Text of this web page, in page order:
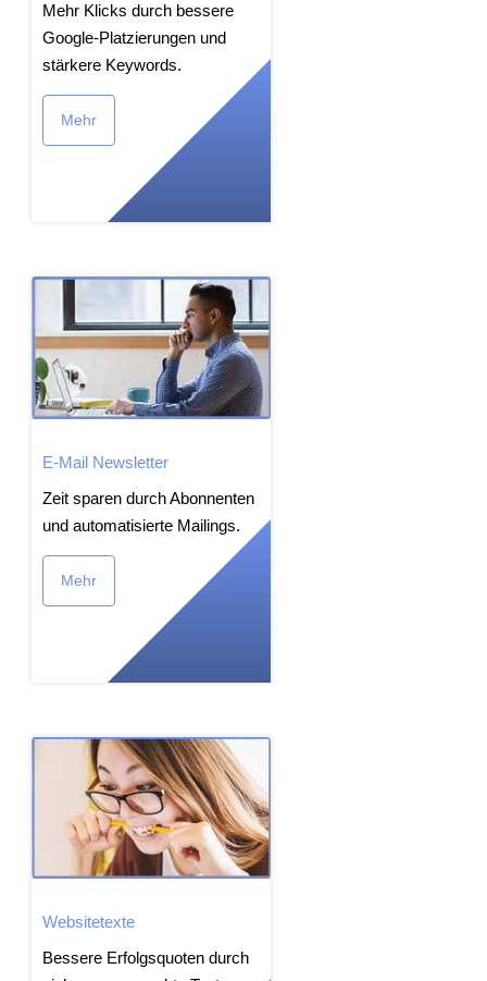
Mehr Klicks durch bessere
Google-Platzierungen und
stärkere Keywords.
Mehr
E-Mail Newsletter
Zeit sparen durch Abonnenten
und automatisierte Mailings.
Mehr
Websitetexte
Bessere Erfolgsquoten durch